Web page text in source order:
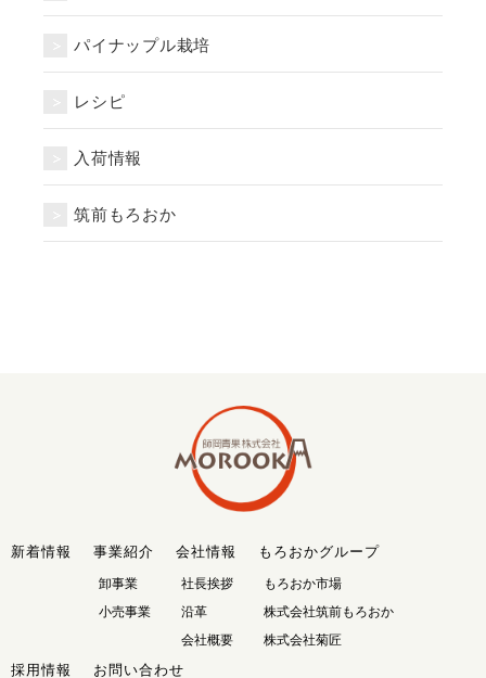
パイナップル栽培
レシピ
入荷情報
筑前もろおか
新着情報 事業紹介
卸事業
小売事業
会社情報
社長挨拶
沿革
会社概要
もろおかグループ
もろおか市場
株式会社筑前もろおか
株式会社菊匠
採用情報 お問い合わせ